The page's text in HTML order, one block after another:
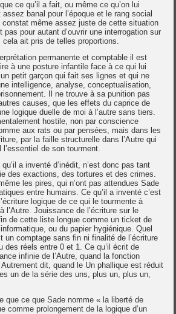
que ce qu’il a fait, ou même ce qu’on lui
banal pour l’époque et le rang social
même assez juste de cette situation
pas pour autant d’ouvrir une interrogation sur
ait pris de telles proportions.
permanente et comptable il est
à une posture infantile face à ce qui lui
petit garçon qui fait ses lignes et qui ne
intelligence, analyse, conceptualisation,
Il ne trouve à sa punition pas
causes, que les effets du caprice de
logique duelle de moi à l’autre sans tiers.
hostile, non par conscience
aux rats ou par pensées, mais dans les
par la faille structurelle dans l’Autre qui
de son tourment.
a inventé d’inédit, n’est donc pas tant
des exactions, des tortures et des crimes.
les pires, qui n’ont pas attendues Sade
entre humains. Ce qu’il a inventé c’est
logique de ce qui le tourmente à
l’Autre. Jouissance de l’écriture sur le
de cette liste longue comme un ticket de
ou du papier hygiénique. Quel
un comptage sans fin ni finalité de l’écriture
des réels entre 0 et 1. Ce qu’il écrit de
infinie de l’Autre, quand la fonction
dit, quand le Un phallique est réduit
un de la série des uns, plus un, plus un,
que ce que Sade nomme « la liberté de
comme prolongement de la logique d’un